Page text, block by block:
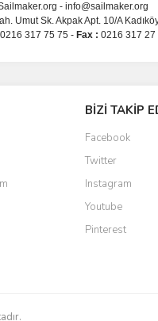
- info@sailmaker.org
Umut Sk. Akpak Apt. 10/A
0216 317 75 75 - Fax : 0216 317 27
BİZİ TAKİP
Facebook
Twitter
Instagram
Youtube
Pinterest